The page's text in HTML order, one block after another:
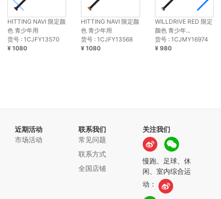
HITTING NAVI 限定颜
色 青少年用
货号 : 1CJFY13570
¥ 1080
HITTING NAVI 限定颜
色 青少年用
货号 : 1CJFY13568
¥ 1080
WILLDRIVE RED 限定
颜色 青少年...
货号 : 1CJMY16974
¥ 980
近期活动
市场活动
联系我们
常见问题
联系方式
全国店铺
关注我们
慢跑、足球、休
闲、室内综合运
动：